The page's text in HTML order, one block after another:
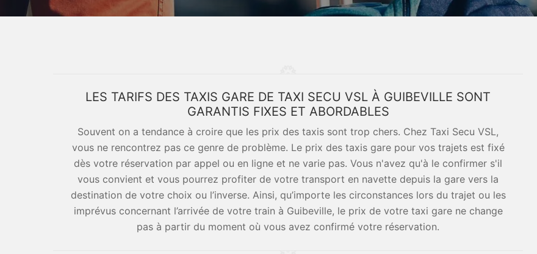
LES TARIFS DES TAXIS GARE DE TAXI SECU VSL À GUIBEVILLE SONT
GARANTIS FIXES ET ABORDABLES
Souvent on a tendance à croire que les prix des taxis sont trop chers. Chez Taxi Secu VSL,
vous ne rencontrez pas ce genre de problème. Le prix des taxis gare pour vos trajets est fixé
dès votre réservation par appel ou en ligne et ne varie pas. Vous n'avez qu'à le confirmer s'il
vous convient et vous pourrez profiter de votre transport en navette depuis la gare vers la
destination de votre choix ou l’inverse. Ainsi, qu’importe les circonstances lors du trajet ou les
imprévus concernant l’arrivée de votre train à Guibeville, le prix de votre taxi gare ne change
pas à partir du moment où vous avez confirmé votre réservation.